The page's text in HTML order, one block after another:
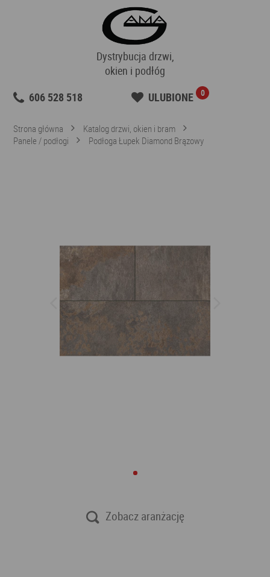
Dystrybucja drzwi,
okien i podłóg
606 528 518
ULUBIONE 0
Strona główna
Katalog drzwi, okien i bram
Panele / podłogi
Podłoga Łupek Diamond Brązowy
Zobacz aranżację